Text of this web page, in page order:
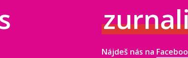
Nájdeš nás na